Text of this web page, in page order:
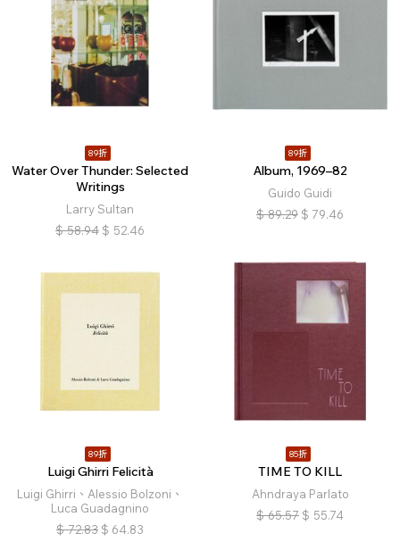
89折
Water Over Thunder: Selected
Writings
Larry Sultan
$ 58.94 $ 52.46
89折
Album, 1969–82
Guido Guidi
$ 89.29 $ 79.46
89折
Luigi Ghirri Felicità
Luigi Ghirri、Alessio Bolzoni、
Luca Guadagnino
$ 72.83 $ 64.83
85折
TIME TO KILL
Ahndraya Parlato
$ 65.57 $ 55.74